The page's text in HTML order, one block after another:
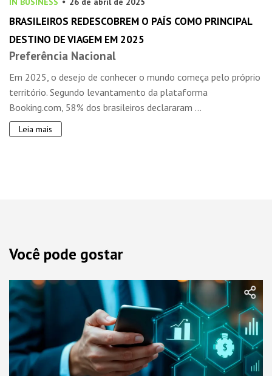
BRASILEIROS REDESCOBREM O PAÍS COMO PRINCIPAL
DESTINO DE VIAGEM EM 2025
Preferência Nacional
Em 2025, o desejo de conhecer o mundo começa pelo próprio
território. Segundo levantamento da plataforma
Booking.com, 58% dos brasileiros declararam ...
Leia mais
Você pode gostar